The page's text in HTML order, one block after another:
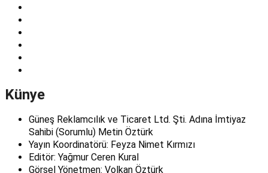
Künye
Güneş Reklamcılık ve Ticaret Ltd. Şti. Adına İmtiyaz
Sahibi (Sorumlu) Metin Öztürk
Yayın Koordinatörü: Feyza Nimet Kırmızı
Editör: Yağmur Ceren Kural
Görsel Yönetmen: Volkan Öztürk